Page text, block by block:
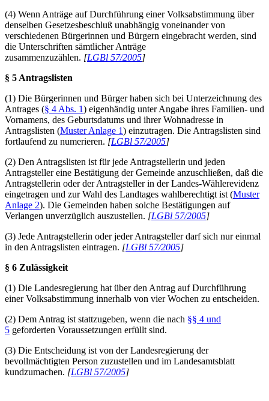
(4) Wenn Anträge auf Durchführung einer Volksabstimmung über
denselben Gesetzesbeschluß unabhängig voneinander von
verschiedenen Bürgerinnen und Bürgern eingebracht werden, sind
die Unterschriften sämtlicher Anträge
zusammenzuzählen. [LGBl 57/2005]
§ 5 Antragslisten
(1) Die Bürgerinnen und Bürger haben sich bei Unterzeichnung des
Antrages (§ 4 Abs. 1) eigenhändig unter Angabe ihres Familien- und
Vornamens, des Geburtsdatums und ihrer Wohnadresse in
Antragslisten (Muster Anlage 1) einzutragen. Die Antragslisten sind
fortlaufend zu numerieren. [LGBl 57/2005]
(2) Den Antragslisten ist für jede Antragstellerin und jeden
Antragsteller eine Bestätigung der Gemeinde anzuschließen, daß die
Antragstellerin oder der Antragsteller in der Landes-Wählerevidenz
eingetragen und zur Wahl des Landtages wahlberechtigt ist (Muster
Anlage 2). Die Gemeinden haben solche Bestätigungen auf
Verlangen unverzüglich auszustellen. [LGBl 57/2005]
(3) Jede Antragstellerin oder jeder Antragsteller darf sich nur einmal
in den Antragslisten eintragen. [LGBl 57/2005]
§ 6 Zulässigkeit
(1) Die Landesregierung hat über den Antrag auf Durchführung
einer Volksabstimmung innerhalb von vier Wochen zu entscheiden.
(2) Dem Antrag ist stattzugeben, wenn die nach §§ 4 und
5 geforderten Voraussetzungen erfüllt sind.
(3) Die Entscheidung ist von der Landesregierung der
bevollmächtigten Person zuzustellen und im Landesamtsblatt
kundzumachen. [LGBl 57/2005]